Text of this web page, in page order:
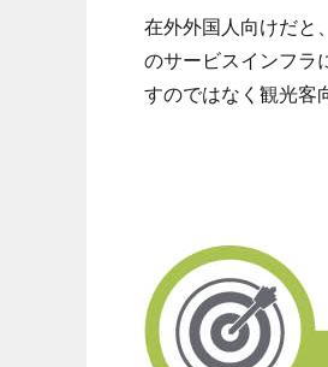
在外外国人向けだと
のサービスインフラ
すのではなく観光客